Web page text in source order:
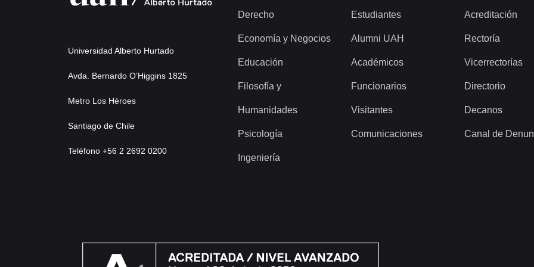
Universidad Alberto Hurtado
Avda. Bernardo O’Higgins 1825
Metro Los Héroes
Santiago de Chile
Teléfono +56 2 2692 0200
Derecho
Economía y Negocios
Educación
Filosofía y
Humanidades
Psicología
Ingeniería
Estudiantes
Alumni UAH
Académicos
Funcionarios
Visitantes
Comunicaciones
Acreditación
Rectoría
Vicerrectorías
Directorio
Decanos
Canal de